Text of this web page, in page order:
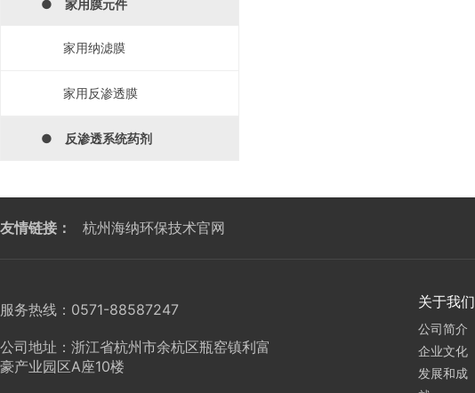
● 家用膜元件
家用纳滤膜
家用反渗透膜
● 反渗透系统药剂
友情链接： 杭州海纳环保技术官网
服务热线：0571-88587247
公司地址：浙江省杭州市余杭区瓶窑镇利富
豪产业园区A座10楼
关于我们
公司简介
企业文化
发展和成